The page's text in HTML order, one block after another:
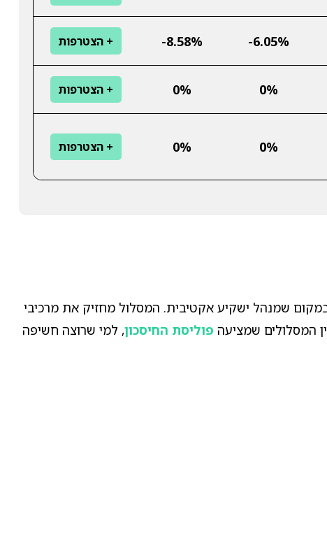
-6.05%
-8.58% + הצטרפות
0%
0% + הצטרפות
0%
0% + הצטרפות
שמנהל ישקיע אקטיבית. המסלול מחזיק את מרכיבי
המסלולים שמציעה פוליסת החיסכון, למי שרוצה חשיפה